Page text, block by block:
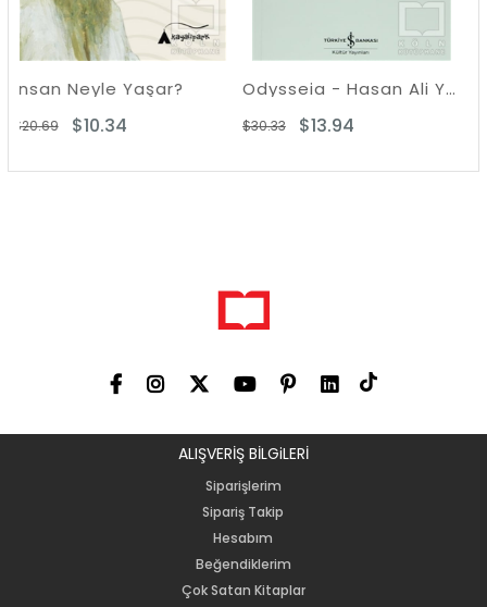
Yaşar? Odysseia - Hasan Ali Yücel Klasikleri
$13.94
Giacomo
ALIŞVERİŞ BİLGiLERİ
Siparişlerim
Sipariş Takip
Hesabım
Beğendiklerim
Çok Satan Kitaplar